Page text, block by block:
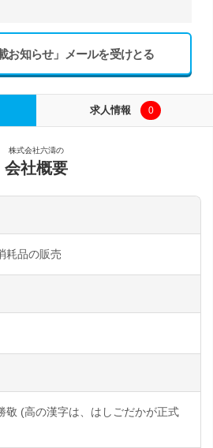
お知らせ」メールを受けとる
求人情報 0
株式会社六濤の
会社概要
耗品の販売
敬 (高の漢字は、はしごだかが正式